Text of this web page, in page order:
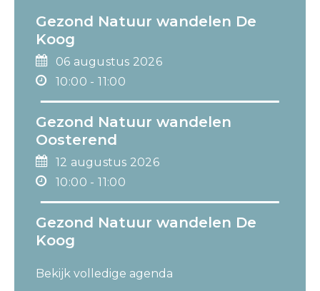
Gezond Natuur wandelen De
Koog
06 augustus 2026
10:00 - 11:00
Gezond Natuur wandelen
Oosterend
12 augustus 2026
10:00 - 11:00
Gezond Natuur wandelen De
Koog
10:00 - 11:00
Bekijk volledige agenda